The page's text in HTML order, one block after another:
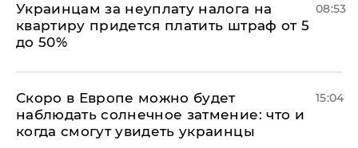
Украинцам за неуплату налога на
квартиру придется платить штраф от 5
до 50%
08:53
Скоро в Европе можно будет
наблюдать солнечное затмение: что и
когда смогут увидеть украинцы
15:04